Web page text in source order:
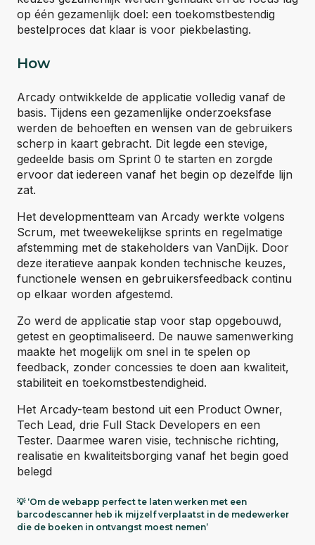
op één gezamenlijk doel: een toekomstbestendig
bestelproces dat klaar is voor piekbelasting.
How
Arcady ontwikkelde de applicatie volledig vanaf de
basis. Tijdens een gezamenlijke onderzoeksfase
werden de behoeften en wensen van de gebruikers
scherp in kaart gebracht. Dit legde een stevige,
gedeelde basis om Sprint 0 te starten en zorgde
ervoor dat iedereen vanaf het begin op dezelfde lijn
zat.
Het developmentteam van Arcady werkte volgens
Scrum, met tweewekelijkse sprints en regelmatige
afstemming met de stakeholders van VanDijk. Door
deze iteratieve aanpak konden technische keuzes,
functionele wensen en gebruikersfeedback continu
op elkaar worden afgestemd.
Zo werd de applicatie stap voor stap opgebouwd,
getest en geoptimaliseerd. De nauwe samenwerking
maakte het mogelijk om snel in te spelen op
feedback, zonder concessies te doen aan kwaliteit,
stabiliteit en toekomstbestendigheid.
Het Arcady-team bestond uit een Product Owner,
Tech Lead, drie Full Stack Developers en een
Tester. Daarmee waren visie, technische richting,
realisatie en kwaliteitsborging vanaf het begin goed
belegd
💡 ‘Om de webapp perfect te laten werken met een
barcodescanner heb ik mijzelf verplaatst in de medewerker
die de boeken in ontvangst moest nemen’